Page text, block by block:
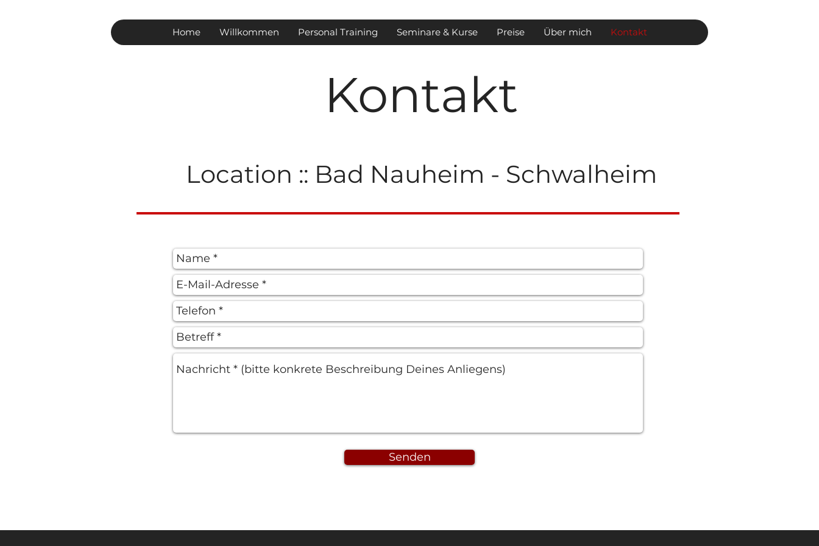
Home Willkommen Personal Training Seminare & Kurse Preise Über mich Kontakt
Kontakt
Location :: Bad Nauheim - Schwalheim
Senden